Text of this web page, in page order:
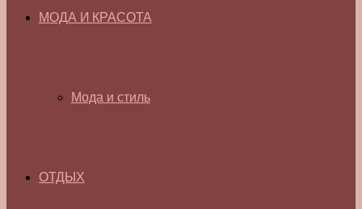
МОДА И КРАСОТА
Мода и стиль
ОТДЫХ